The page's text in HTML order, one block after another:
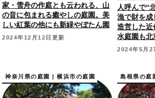
家・雪舟の作庭とも云われる、山
の音に包まれる癒やしの庭園。美
しい紅葉の他にも新緑やぼたん園
も。国指定名勝。
2024年12月12日更新
人呼んで“
漁で財を成
造営した近
水庭園も
庭園。国登
2024年5月
神奈川県の庭園 | 横浜市の庭園 島根県の庭